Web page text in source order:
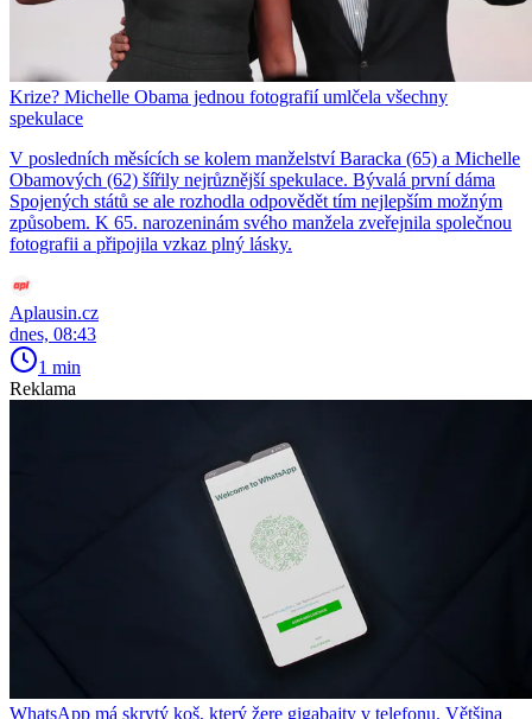
Krize? Michelle Obama jednou fotografií umlčela všechny
spekulace
V posledních měsících se kolem manželství Baracka (65) a Michelle
Obamových (62) šířily nejrůznější spekulace. Bývalá první dáma
Spojených států se ale rozhodla odpovědět tím nejlepším možným
způsobem. K 65. narozeninám svého manžela zveřejnila společnou
fotografii a připojila vzkaz plný lásky.
Aplausin.cz
dnes, 08:43
1 min
Reklama
WhatsApp má skrytý koš, který žere gigabajty v telefonu. Většina